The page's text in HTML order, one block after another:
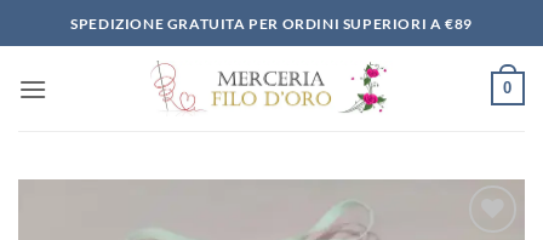
ai
SPEDIZIONE GRATUITA PER ORDINI SUPERIORI A €89
0